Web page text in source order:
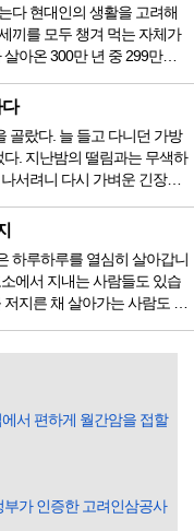
았지만 얼마 전 국내 도입 후
치료기가 가동되었습니다.
자가 중입자 치료를 받을 수
다 현대인의 생활을 고려해
끼를 모두 챙겨 먹는 자체가
아온 300만 년 중 299만
다. 게다가 밤늦은 시간까지
는데도 ‘아침을 먹어야 하루
잡혀 억지로 먹는 경우가 많
보내는 신호다. 즉 먹어도 소
면 혈액 안에 잉여물...
골랐다. 늘 들고 다니던 가방
. 지난밤의 떨림과는 무색하
서려니 다시 가벼운 긴장감
새를 맡았을 때의 긴장감 같
유상을 만나러 가는 길은 그
일 좋은 콘텐츠를 고민하던
고자...
하루하루를 열심히 살아갑니
에서 지내는 사람들도 있습
지른 채 살아가는 사람도 있
마리가 시냇물을 흐린다는
은 듯합니다. 대부분의 사람
고 97%의 사람들이 모두 착
서 편하게 월간암을 접할
가 인증한 고려인삼공사